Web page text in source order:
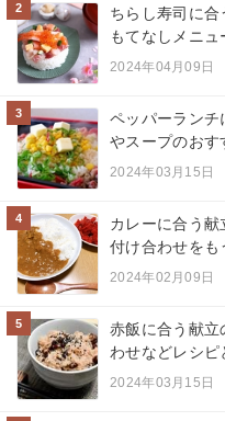
2
ちらし寿司に
もてなしメニュ
2024年04月09日
3
ペッパーランチ
やスープのおす
2024年03月15日
4
カレーに合う献
付け合わせをも
2024年02月09日
5
赤飯に合う献立
わせなどレシピ
2024年03月15日